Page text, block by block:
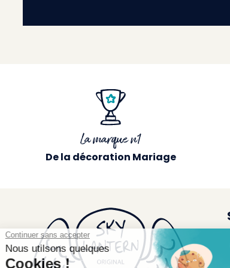
La marque n1
De la décoration Mariage